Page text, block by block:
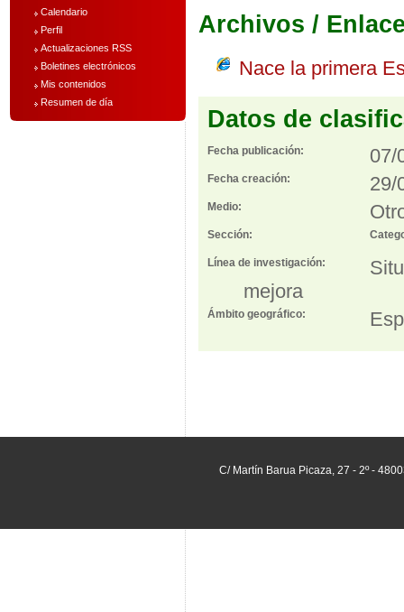
Calendario
Perfil
Actualizaciones RSS
Boletines electrónicos
Mis contenidos
Resumen de día
Archivos /
Nace la primera
Datos de
Fecha publicación: 07/
Fecha creación: 29/
Medio:
Sección:
Línea de investigación:
mejora
Ámbito geográfico:
C/ Martín Barua Picaza, 27 - 2º -